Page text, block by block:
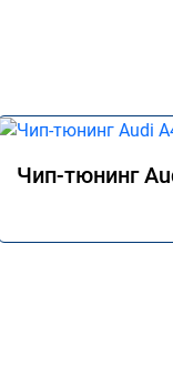
Чип-тюнинг